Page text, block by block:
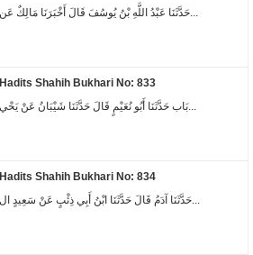
حَدَّثَنَا عَبْدُ اللَّهِ بْنُ يُوسُفَ قَالَ أَخْبَرَنَا مَالِكٌ عَن...
Hadits Shahih Bukhari No: 833
بَاب حَدَّثَنَا أَبُو نُعَيْمٍ قَالَ حَدَّثَنَا شَيْبَانُ عَنْ يَحْي...
Hadits Shahih Bukhari No: 834
حَدَّثَنَا آدَمُ قَالَ حَدَّثَنَا ابْنُ أَبِي ذِئْبٍ عَنْ سَعِيدٍ ال...